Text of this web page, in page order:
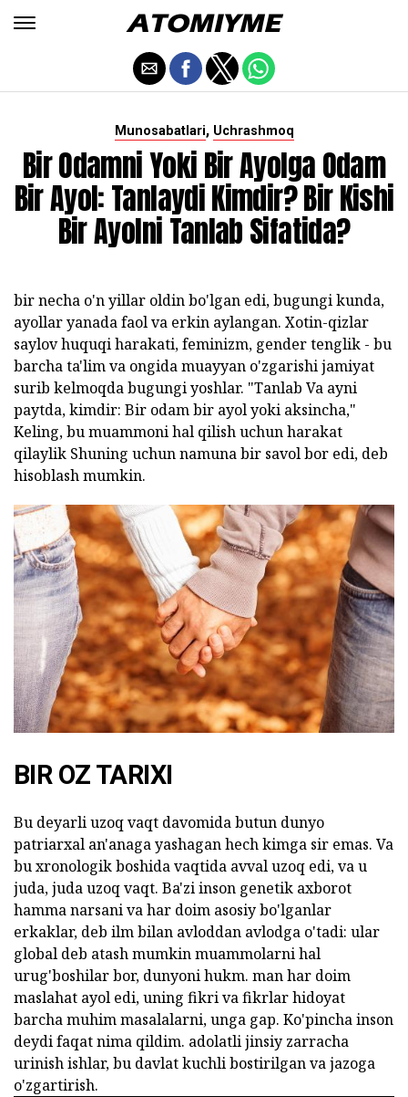
Munosabatlari, Uchrashmoq
Bir Odamni Yoki Bir Ayolga Odam
Bir Ayol: Tanlaydi Kimdir? Bir Kishi
Bir Ayolni Tanlab Sifatida?
bir necha o'n yillar oldin bo'lgan edi, bugungi kunda,
ayollar yanada faol va erkin aylangan. Xotin-qizlar
saylov huquqi harakati, feminizm, gender tenglik - bu
barcha ta'lim va ongida muayyan o'zgarishi jamiyat
surib kelmoqda bugungi yoshlar. "Tanlab Va ayni
paytda, kimdir: Bir odam bir ayol yoki aksincha,"
Keling, bu muammoni hal qilish uchun harakat
qilaylik Shuning uchun namuna bir savol bor edi, deb
hisoblash mumkin.
BIR OZ TARIXI
Bu deyarli uzoq vaqt davomida butun dunyo
patriarxal an'anaga yashagan hech kimga sir emas. Va
bu xronologik boshida vaqtida avval uzoq edi, va u
juda, juda uzoq vaqt. Ba'zi inson genetik axborot
hamma narsani va har doim asosiy bo'lganlar
erkaklar, deb ilm bilan avloddan avlodga o'tadi: ular
global deb atash mumkin muammolarni hal
urug'boshilar bor, dunyoni hukm. man har doim
maslahat ayol edi, uning fikri va fikrlar hidoyat
barcha muhim masalalarni, unga gap. Ko'pincha inson
deydi faqat nima qildim. adolatli jinsiy zarracha
urinish ishlar, bu davlat kuchli bostirilgan va jazoga
o'zgartirish.